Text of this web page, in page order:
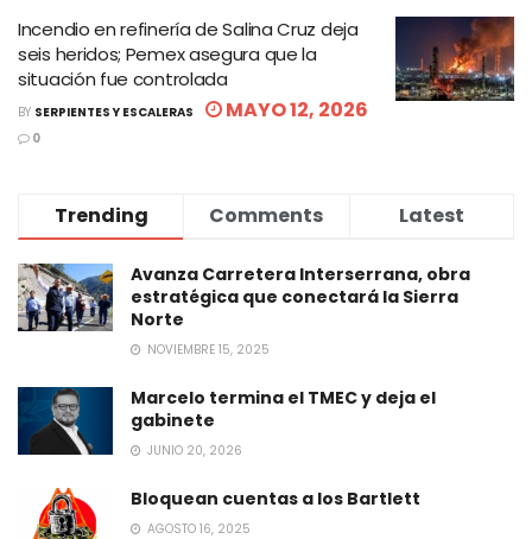
Incendio en refinería de Salina Cruz deja
seis heridos; Pemex asegura que la
situación fue controlada
BY SERPIENTES Y ESCALERAS MAYO 12, 2026
0
Trending Comments Latest
Avanza Carretera Interserrana, obra
estratégica que conectará la Sierra
Norte
NOVIEMBRE 15, 2025
Marcelo termina el TMEC y deja el
gabinete
JUNIO 20, 2026
Bloquean cuentas a los Bartlett
AGOSTO 16, 2025